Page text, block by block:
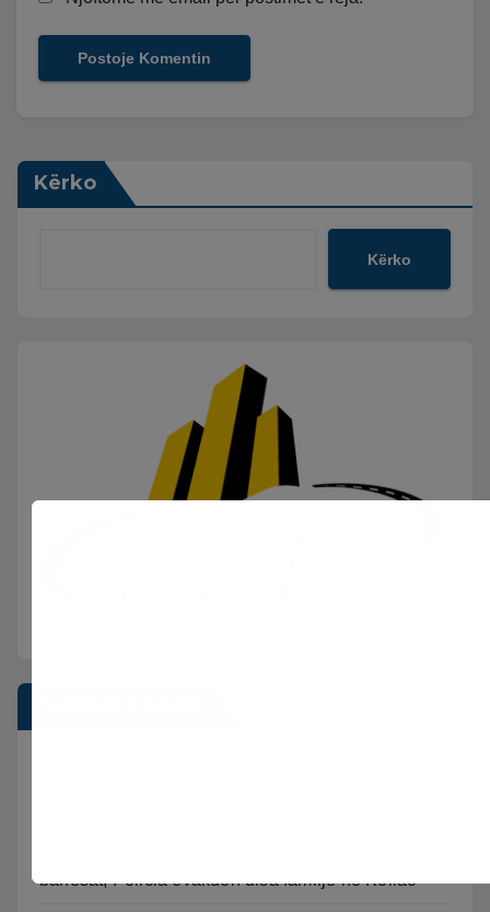
Kërko
Kërko
banesat, Policia evakuon disa familje në Koilac